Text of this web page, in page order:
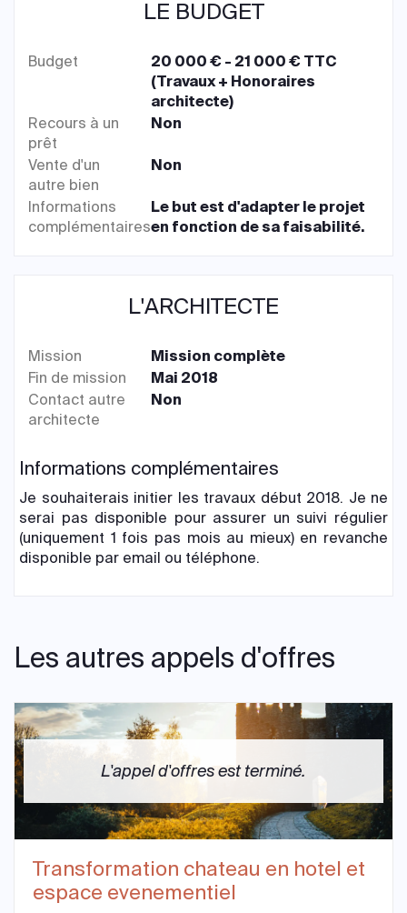
LE BUDGET
Budget
20 000 € - 21 000 € TTC
(Travaux + Honoraires
architecte)
Recours à un
prêt
Non
Vente d'un
autre bien
Non
Informations
complémentaires
Le but est d'adapter le projet
en fonction de sa faisabilité.
L'ARCHITECTE
Mission
Mission complète
Fin de mission
Mai 2018
Contact autre
architecte
Non
Informations complémentaires
Je souhaiterais initier les travaux début 2018. Je ne
serai pas disponible pour assurer un suivi régulier
(uniquement 1 fois pas mois au mieux) en revanche
disponible par email ou téléphone.
Les autres appels d'offres
L'appel d'offres est terminé.
Transformation chateau en hotel et
espace evenementiel